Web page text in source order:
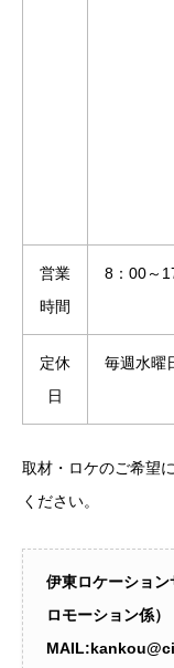
営業
時間
8：00～
定休
日
毎週水曜
取材・ロケのご希望
ください。
伊東ロケーショ
ロモーション係